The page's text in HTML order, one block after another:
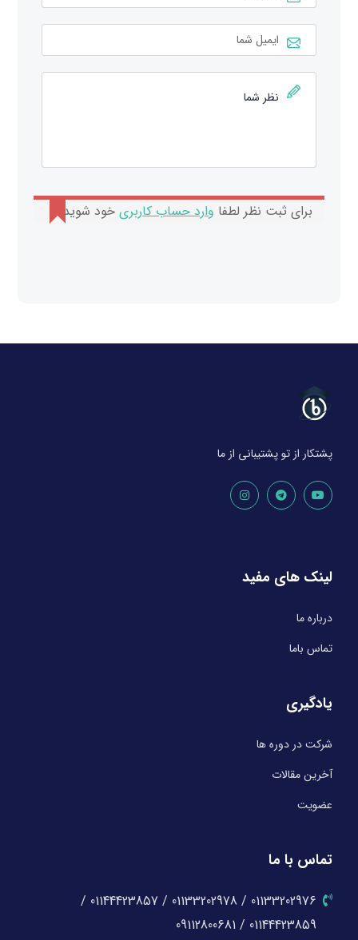
برای ثبت نظر لطفا وارد حساب کاربری خود شوید.
پشتکار از تو پشتیبانی از ما
لینک های مفید
درباره ما
تماس باما
یادگیری
شرکت در دوره ها
آخرین مقالات
عضویت
تماس با ما
01133202976 / 01133202978 / 01144423857 /
01144423859 / 09112800681